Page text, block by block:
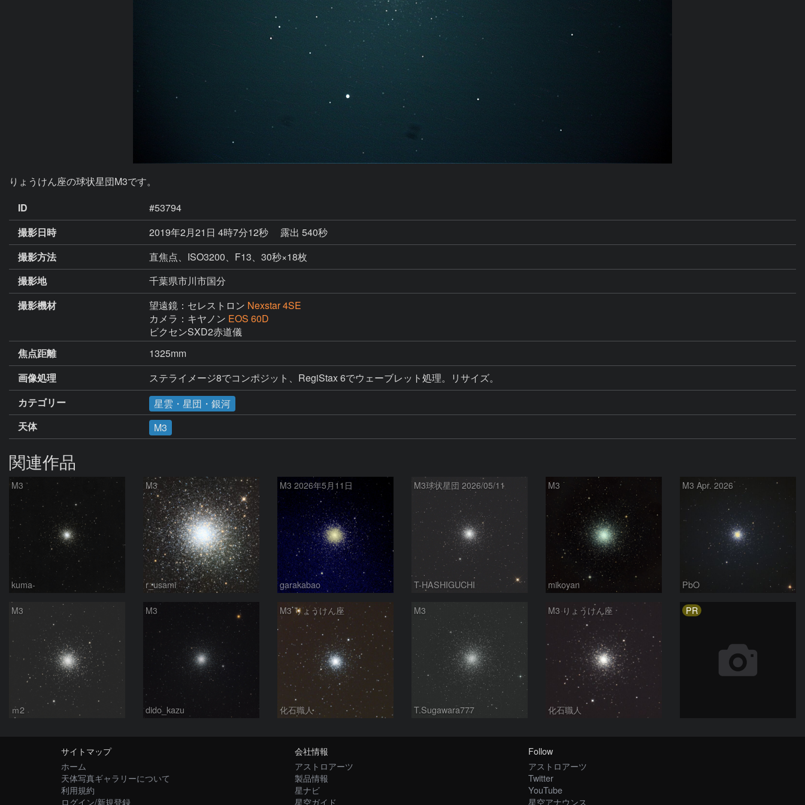
りょうけん座の球状星団M3です。
ID
#53794
撮影日時
2019年2月21日 4時7分12秒
露出 540秒
撮影方法
直焦点、ISO3200、F13、30秒×18枚
撮影地
千葉県市川市国分
撮影機材
望遠鏡：セレストロン Nexstar 4SE
カメラ：キヤノン EOS 60D
ビクセンSXD2赤道儀
焦点距離
1325mm
画像処理
ステライメージ8でコンポジット、RegiStax 6でウェーブレット処理。リサイズ。
カテゴリー
星雲・星団・銀河
天体
M3
関連作品
M3
kuma-
M3
r_usami
M3 2026‎年5月11日
garakabao
M3球状星団 2026/05/11
T-HASHIGUCHI
M3
mikoyan
M3 Apr. 2026
PbO
M3
ｍ2
M3
dido_kazu
M3 りょうけん座
化石職人
M3
T.Sugawara777
M3 りょうけん座
化石職人
PR
サイトマップ
ホーム
天体写真ギャラリーについて
利用規約
ログイン/新規登録
会社情報
アストロアーツ
製品情報
星ナビ
星空ガイド
Follow
アストロアーツ
Twitter
YouTube
星空アナウンス